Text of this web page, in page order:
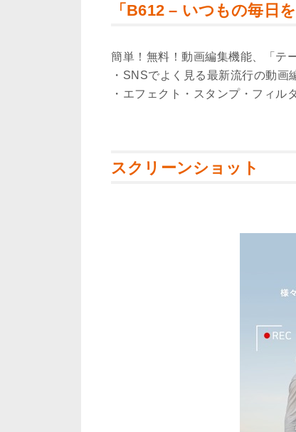
「B612 – いつもの毎日
簡単！無料！動画編集機能、「テ
・SNSでよく見る最新流行の動画
・エフェクト・スタンプ・フィル
スクリーンショット